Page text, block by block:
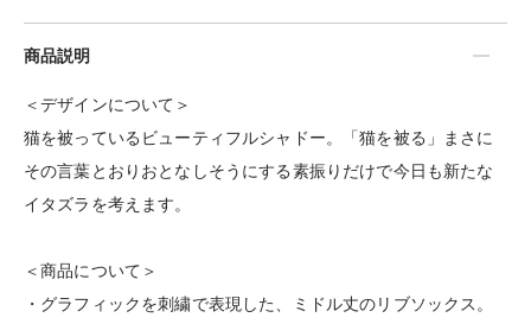
商品説明
＜デザインについて＞
猫を被っているビューティフルシャドー。「猫を被る」まさに
その言葉とおりおとなしそうにする素振りだけで今日も新たな
イタズラを考えます。
＜商品について＞
・グラフィックを刺繍で表現した、ミドル丈のリブソックス。